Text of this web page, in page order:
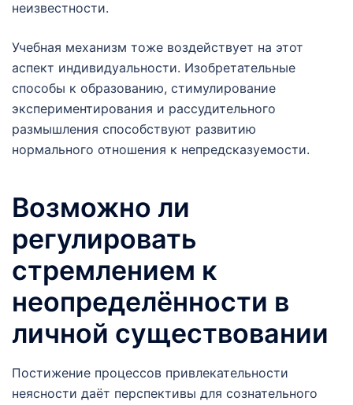
неизвестности.
Учебная механизм тоже воздействует на этот
аспект индивидуальности. Изобретательные
способы к образованию, стимулирование
экспериментирования и рассудительного
размышления способствуют развитию
нормального отношения к непредсказуемости.
Возможно ли
регулировать
стремлением к
неопределённости в
личной существовании
Постижение процессов привлекательности
неясности даёт перспективы для сознательного